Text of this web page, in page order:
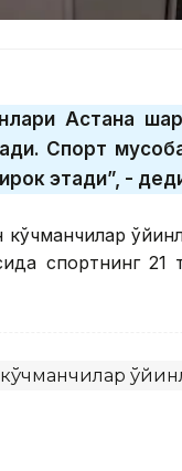
Астана
Спорт
этади”, -
кўчманчилар
спортнинг